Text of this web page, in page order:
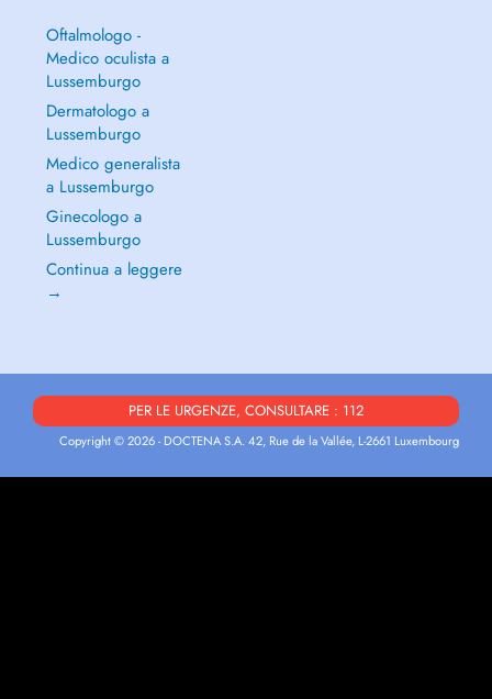
Oftalmologo -
Medico oculista a
Lussemburgo
Dermatologo a
Lussemburgo
Medico generalista
a Lussemburgo
Ginecologo a
Lussemburgo
Continua a leggere
→
PER LE URGENZE, CONSULTARE : 112
Copyright © 2026 - DOCTENA S.A. 42, Rue de la Vallée, L-2661 Luxembourg